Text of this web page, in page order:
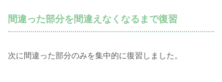
間違った部分を間違えなくなるまで復習
次に間違った部分のみを集中的に復習しました。